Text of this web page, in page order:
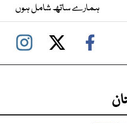
ہمارے ساتھ شامل ہوں